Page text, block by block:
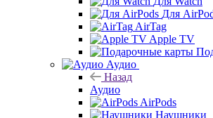
Для
AirTag
Apple TV
Аудио
Назад
Аудио
AirPods
Наушники